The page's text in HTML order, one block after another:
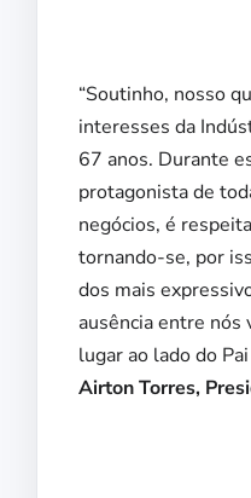
“Soutinho, nosso
interesses da
67 anos. Durante
protagonista de
negócios, é
tornando-se, por
dos mais
ausência entre nós
lugar ao lado do
Airton Torres,